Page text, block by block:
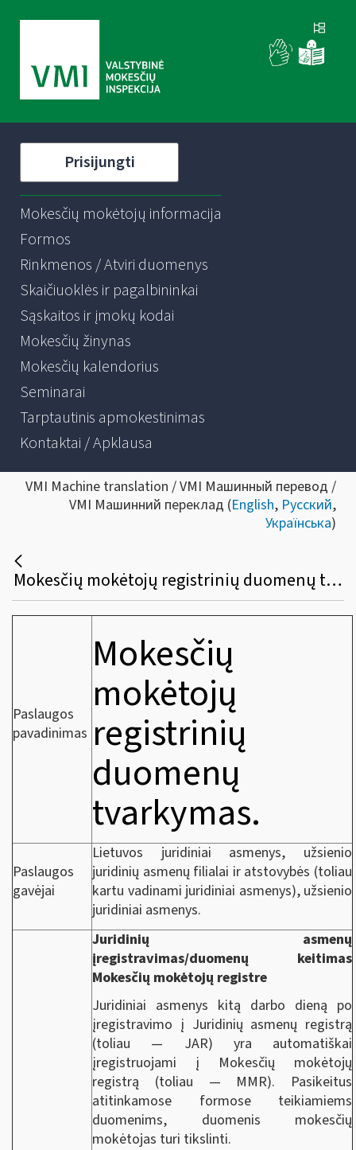
Prisijungti
Mokesčių mokėtojų informacija
Formos
Rinkmenos / Atviri duomenys
Skaičiuoklės ir pagalbininkai
Sąskaitos ir įmokų kodai
Mokesčių žinynas
Mokesčių kalendorius
Seminarai
Tarptautinis apmokestinimas
Kontaktai / Apklausa
VMI Machine translation / VMI Машинный перевод /
VMI Машинний переклад (English, Русский,
Українська)
Mokesčių mokėtojų registrinių duomenų tvarkymas
Paslaugos
pavadinimas
Mokesčių
mokėtojų
registrinių
duomenų
tvarkymas.
Paslaugos
gavėjai
Lietuvos juridiniai asmenys, užsienio
juridinių asmenų filialai ir atstovybės (toliau
kartu vadinami juridiniai asmenys), užsienio
juridiniai asmenys.
Juridinių asmenų
įregistravimas/duomenų keitimas
Mokesčių mokėtojų registre
Juridiniai asmenys kitą darbo dieną po
įregistravimo į Juridinių asmenų registrą
(toliau — JAR) yra automatiškai
įregistruojami į Mokesčių mokėtojų
registrą (toliau — MMR). Pasikeitus
atitinkamose formose teikiamiems
duomenims, duomenis mokesčių
mokėtojas turi tikslinti.